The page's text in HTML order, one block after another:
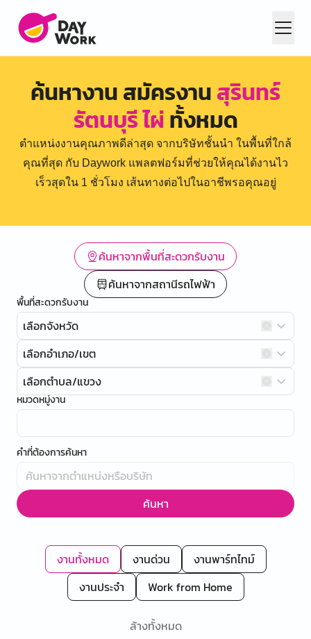
ค้นหางาน สมัครงานสุรินทร์
รัตนบุรี ไผ่ทั้งหมด
ตำแหน่งงานคุณภาพดีล่าสุด จากบริษัทชั้นนำ ในพื้นที่ใกล้
คุณที่สุด กับ Daywork แพลตฟอร์มที่ช่วยให้คุณได้งานไว
เร็วสุดใน 1 ชั่วโมง เส้นทางต่อไปในอาชีพรอคุณอยู่
ค้นหาจากพื้นที่สะดวกรับงาน
ค้นหาจากสถานีรถไฟฟ้า
พื้นที่สะดวกรับงาน
เลือกจังหวัด
เลือกอำเภอ/เขต
เลือกตำบล/แขวง
หมวดหมู่งาน
คำที่ต้องการค้นหา
ค้นหา
งานทั้งหมด งานด่วน
งานพาร์ทไทม์
งานประจำ
Work from Home
ล้างทั้งหมด